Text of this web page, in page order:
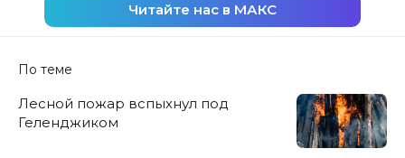
Читайте нас в МАКС
По теме
Лесной пожар вспыхнул под
Геленджиком